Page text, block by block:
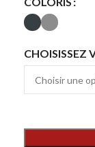
CHOISISSEZ